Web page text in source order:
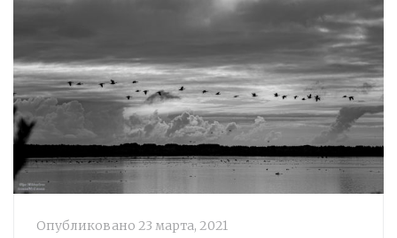
Опубликовано 23 марта, 2021